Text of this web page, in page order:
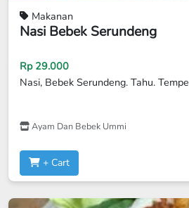
Makanan
Nasi Bebek Serundeng
Rp 29.000
Nasi, Bebek Serundeng. Tahu.
Ayam Dan Bebek Ummi
+ Cart